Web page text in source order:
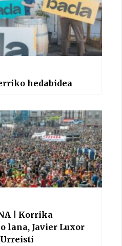
hedabidea
| Korrika
lana, Javier Luxor